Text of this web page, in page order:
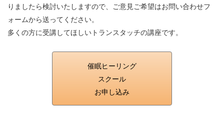
りましたら検討いたしますので、ご意見ご希望はお問い合わせフ
ォームから送ってください。
多くの方に受講してほしいトランスタッチの講座です。
催眠ヒーリング
スクール
お申し込み